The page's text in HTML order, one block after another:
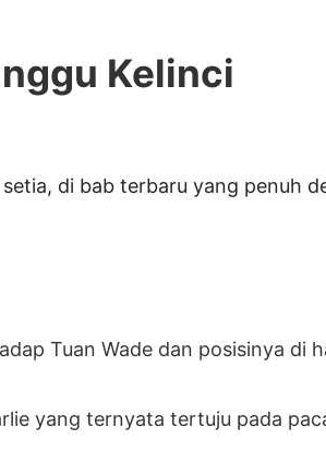
Kelinci
di bab terbaru yang penuh
Tuan Wade dan posisinya di
yang ternyata tertuju pada